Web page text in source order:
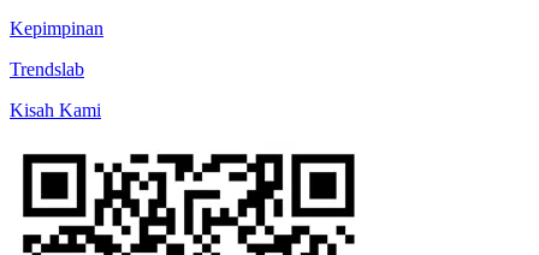
Kepimpinan
Trendslab
Kisah Kami